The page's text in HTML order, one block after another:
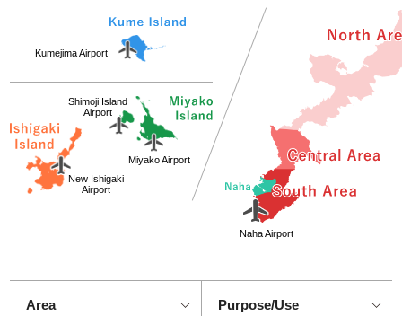
Kumejima Airport
New Ishigaki
Airport
Shimoji Island
Airport
Miyako Airport
Naha Airport